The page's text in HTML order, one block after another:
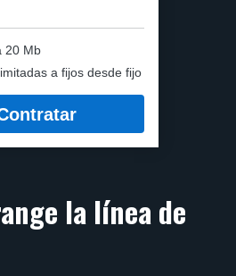
20 Mb
a fijos desde fijo
la línea de